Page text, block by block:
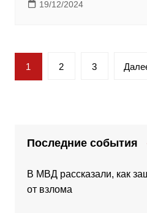
19/12/2024
Пагинация
записей
1 2 3
Последние события
В МВД рассказали, как
от взлома